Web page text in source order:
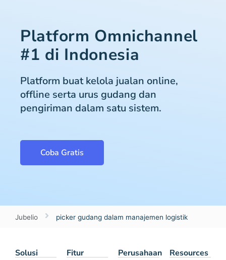
Platform Omnichannel
#1 di Indonesia
Platform buat kelola jualan online,
offline serta urus gudang dan
pengiriman dalam satu sistem.
Coba Gratis
Jubelio picker gudang dalam manajemen logistik
Solusi Fitur Perusahaan Resources